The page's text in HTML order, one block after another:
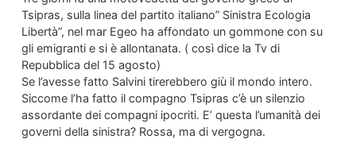
Tsipras, sulla linea del partito italiano” Sinistra Ecologia
Libertà”, nel mar Egeo ha affondato un gommone con su
gli emigranti e si è allontanata. ( così dice la Tv di
Repubblica del 15 agosto)
Se l’avesse fatto Salvini tirerebbero giù il mondo intero.
Siccome l’ha fatto il compagno Tsipras c’è un silenzio
assordante dei compagni ipocriti. E’ questa l’umanità dei
governi della sinistra? Rossa, ma di vergogna.